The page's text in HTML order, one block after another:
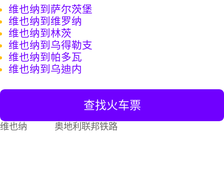
维也纳到萨尔茨堡
维也纳到维罗纳
维也纳到林茨
维也纳到乌得勒支
维也纳到帕多瓦
维也纳到乌迪内
查找火车票
维也纳 奥地利联邦铁路